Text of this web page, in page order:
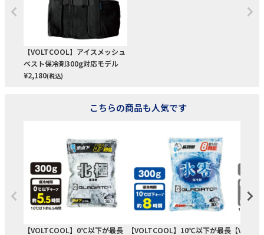
【VOLTCOOL】アイスメッシュ
ベスト保冷剤300g対応モデル
¥2,180(税込)
こちらの商品も人気です
【VOLTCOOL】0℃以下が最長
【VOLTCOOL】10℃以下が最長 【